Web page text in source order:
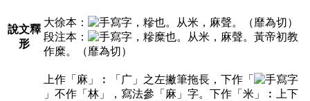
說文釋
形
大徐本：
，糝也。从米，麻聲。（靡為切）
段注本：
，糝糜也。从米，麻聲。黃帝初教
作糜。（靡為切）
上作「麻」︰「广」之左撇筆拖長，下作「
」不作「林」，寫法參「麻」字。下作「米」︰上下